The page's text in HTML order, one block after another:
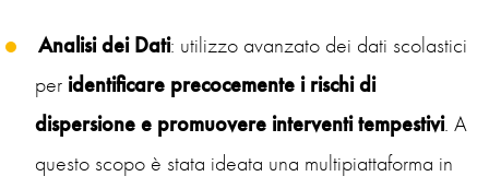
Analisi dei Dati: utilizzo avanzato dei dati scolastici
per identificare precocemente i rischi di
dispersione e promuovere interventi tempestivi. A
questo scopo è stata ideata una multipiattaforma in